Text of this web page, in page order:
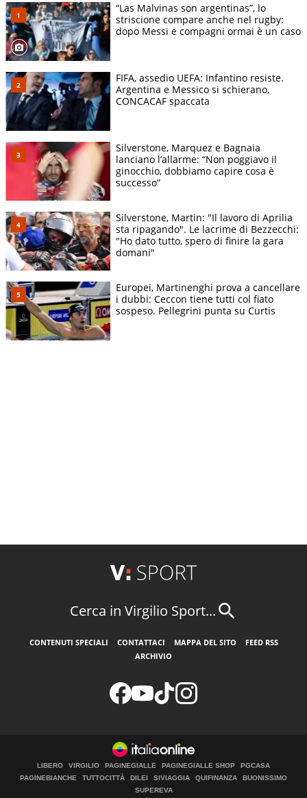
“Las Malvinas son argentinas”, lo
striscione compare anche nel rugby:
dopo Messi e compagni ormai è un caso
FIFA, assedio UEFA: Infantino resiste.
Argentina e Messico si schierano,
CONCACAF spaccata
Silverstone, Marquez e Bagnaia
lanciano l’allarme: “Non poggiavo il
ginocchio, dobbiamo capire cosa è
successo”
Silverstone, Martin: "Il lavoro di Aprilia
sta ripagando". Le lacrime di Bezzecchi:
"Ho dato tutto, spero di finire la gara
domani"
Europei, Martinenghi prova a cancellare
i dubbi: Ceccon tiene tutti col fiato
sospeso. Pellegrini punta su Curtis
Cerca in Virgilio Sport...
CONTENUTI SPECIALI CONTATTACI MAPPA DEL SITO
FEED RSS
ARCHIVIO
LIBERO VIRGILIO PAGINEGIALLE PAGINEGIALLE SHOP
PGCASA
PAGINEBIANCHE
TUTTOCITTÀ DILEI SIVIAGGIA QUIFINANZA
BUONISSIMO
SUPEREVA